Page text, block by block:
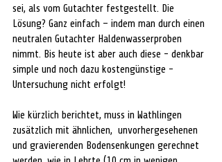
sei, als vom Gutachter festgestellt. Die
Lösung? Ganz einfach – indem man durch einen
neutralen Gutachter Haldenwasserproben
nimmt. Bis heute ist aber auch diese - denkbar
simple und noch dazu kostengünstige -
Untersuchung nicht erfolgt!
Wie kürzlich berichtet, muss in Wathlingen
zusätzlich mit ähnlichen,  unvorhergesehenen
und gravierenden Bodensenkungen gerechnet